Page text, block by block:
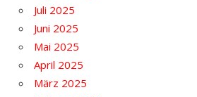
Juli 2025
Juni 2025
Mai 2025
April 2025
März 2025